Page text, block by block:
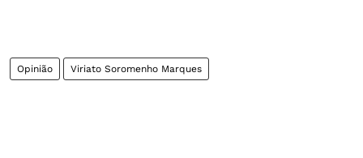
Opinião Viriato Soromenho Marques